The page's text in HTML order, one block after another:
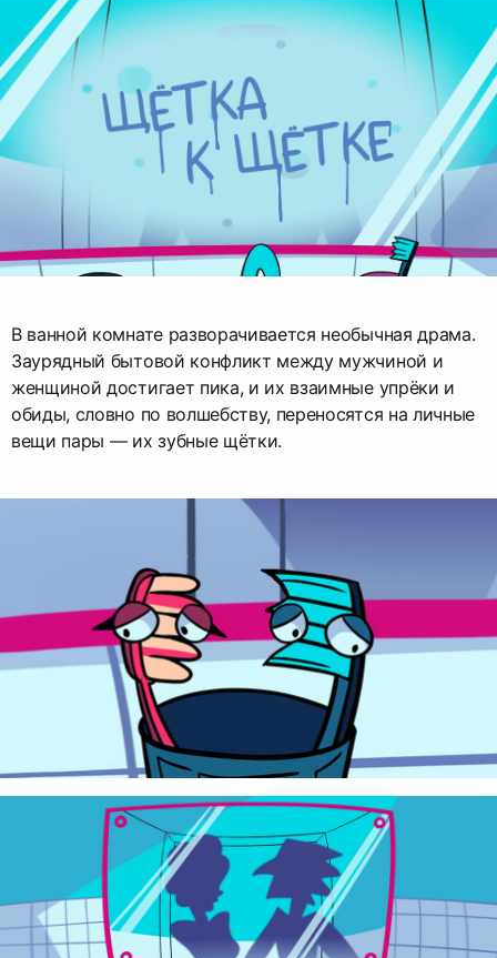
В ванной комнате разворачивается необычная драма.
Заурядный бытовой конфликт между мужчиной и
женщиной достигает пика, и их взаимные упрёки и
обиды, словно по волшебству, переносятся на личные
вещи пары — их зубные щётки.